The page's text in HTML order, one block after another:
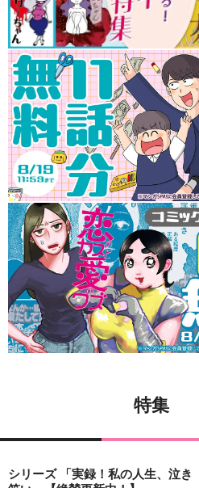
特集
シリーズ 「実録！私の人生、泣き